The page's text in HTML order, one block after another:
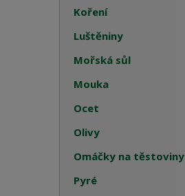
Koření
Luštěniny
Mořská sůl
Mouka
Ocet
Olivy
Omáčky na těstoviny
Pyré